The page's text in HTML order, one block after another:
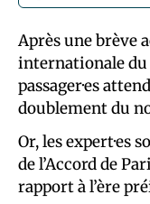
Après une brève
internationale
passager·es
doublement du
Or, les expert·es
de l’Accord de
rapport à l’ère